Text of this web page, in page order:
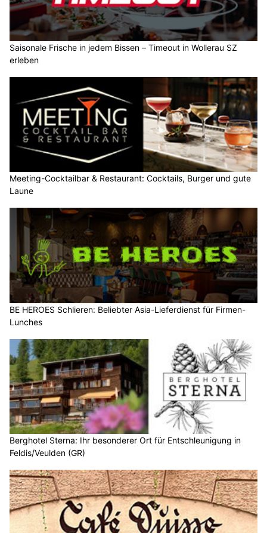
Saisonale Frische in jedem Bissen – Timeout in Wollerau SZ
erleben
Meeting-Cocktailbar & Restaurant: Cocktails, Burger und gute
Laune
BE HEROES Schlieren: Beliebter Asia-Lieferdienst für Firmen-
Lunches
Berghotel Sterna: Ihr besonderer Ort für Entschleunigung in
Feldis/Veulden (GR)